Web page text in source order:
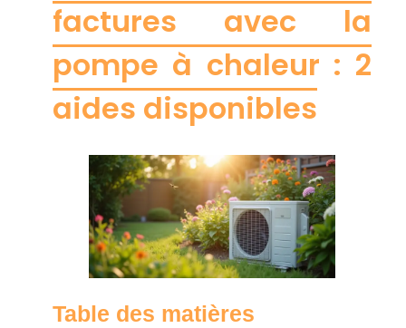
factures avec la
pompe à chaleur : 2
aides disponibles
Table des matières